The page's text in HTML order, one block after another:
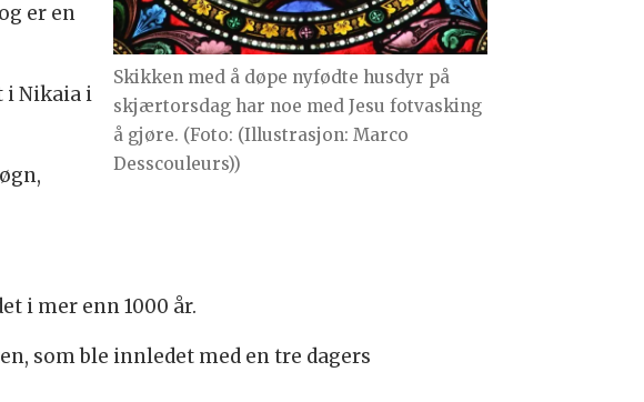
Skikken med å døpe nyfødte husdyr på
skjærtorsdag har noe med Jesu fotvasking
å gjøre. (Foto: (Illustrasjon: Marco
Desscouleurs))
er en
i Nikaia i
i mer enn 1000 år.
som ble innledet med en tre dagers